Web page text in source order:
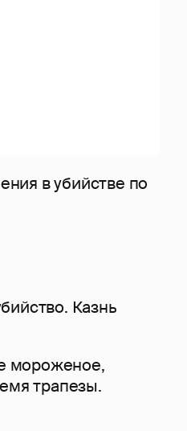
в убийстве по
Казнь
мороженое,
трапезы.